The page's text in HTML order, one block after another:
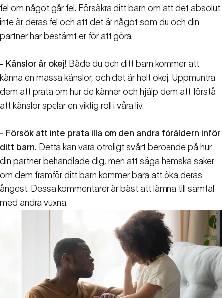
fel om något går fel. Försäkra ditt barn om att det absolut
inte är deras fel och att det är något som du och din
partner har bestämt er för att göra.
- Känslor är okej! Både du och ditt barn kommer att
känna en massa känslor, och det är helt okej. Uppmuntra
dem att prata om hur de känner och hjälp dem att förstå
att känslor spelar en viktig roll i våra liv.
- Försök att inte prata illa om den andra föräldern inför
ditt barn. Detta kan vara otroligt svårt beroende på hur
din partner behandlade dig, men att säga hemska saker
om dem framför ditt barn kommer bara att öka deras
ångest. Dessa kommentarer är bäst att lämna till samtal
med andra vuxna.